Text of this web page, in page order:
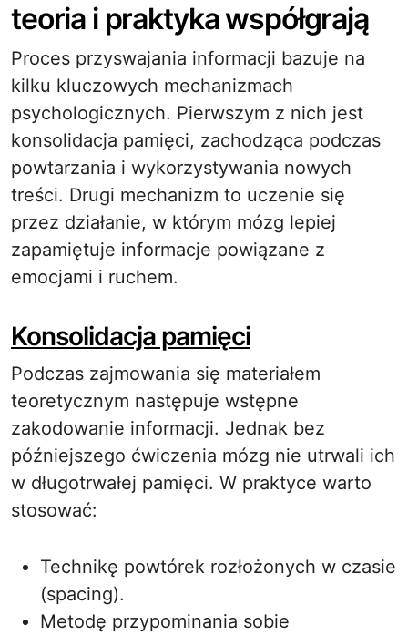
teoria i praktyka współgrają
Proces przyswajania informacji bazuje na
kilku kluczowych mechanizmach
psychologicznych. Pierwszym z nich jest
konsolidacja pamięci, zachodząca podczas
powtarzania i wykorzystywania nowych
treści. Drugi mechanizm to uczenie się
przez działanie, w którym mózg lepiej
zapamiętuje informacje powiązane z
emocjami i ruchem.
Konsolidacja pamięci
Podczas zajmowania się materiałem
teoretycznym następuje wstępne
zakodowanie informacji. Jednak bez
późniejszego ćwiczenia mózg nie utrwali ich
w długotrwałej pamięci. W praktyce warto
stosować:
Technikę powtórek rozłożonych w czasie
(spacing).
Metodę przypominania sobie